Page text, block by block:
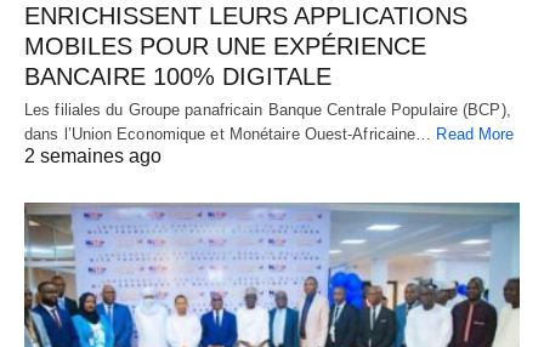
ENRICHISSENT LEURS APPLICATIONS
MOBILES POUR UNE EXPÉRIENCE
BANCAIRE 100% DIGITALE
Les filiales du Groupe panafricain Banque Centrale Populaire (BCP),
dans l’Union Economique et Monétaire Ouest-Africaine… Read More
2 semaines ago